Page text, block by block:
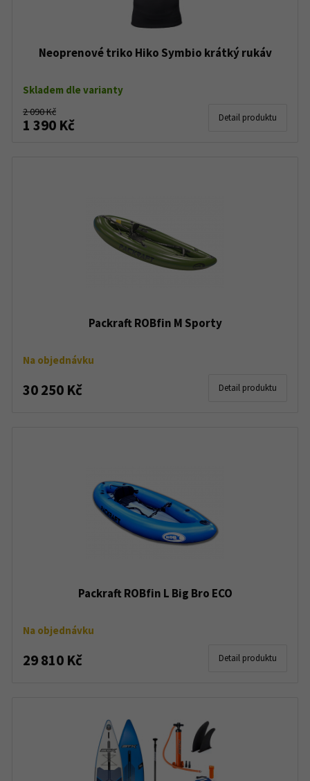
Neoprenové triko Hiko Symbio krátký rukáv
Skladem dle varianty
2 090 Kč
1 390 Kč Detail produktu
Packraft ROBfin M Sporty
Na objednávku
30 250 Kč Detail produktu
Packraft ROBfin L Big Bro ECO
Na objednávku
29 810 Kč Detail produktu